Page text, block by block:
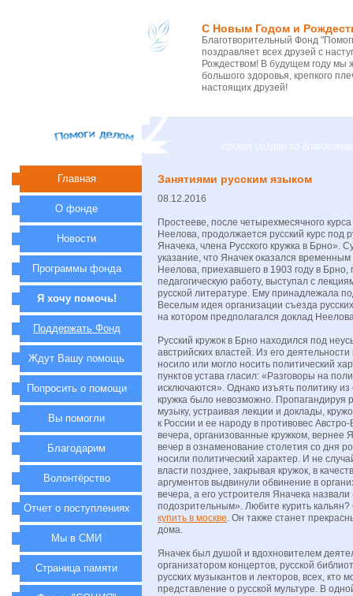
С Новым Годом и
Благотворительный Фонд
поздравляет всех друзей с
Рождеством! В будущем году
большого здоровья, крепкого
настоящих друзей!
проект создан по
Занятиями русским языком
08.12.2016
Простееве, после четырехмесячного
Неелова, продолжается русский курс под
Яначека, члена Русского кружка в Брно».
указание, что Яначек оказался
Неелова, приехавшего в 1903 году в Брно,
педагогическую работу, выступал с
русской литературе. Ему принадлежала
Веселым идея организации съезда
на котором предполагался доклад
Русский кружок в Брно находился под
австрийских властей. Из его
носило или могло носить политический
пунктов устава гласил: «Разговоры на
исключаются». Однако изъять политику
кружка было невозможно. Пропагандируя
музыку, устраивая лекции и доклады,
к России и ее народу в противовес
вечера, организованные кружком, вернее
вечер в ознаменование столетия со дня
носили политический характер. И не
власти позднее, закрывая кружок, в
аргументов выдвинули обвинение в
вечера, а его устроителя Яначека назвали
подозрительным». Любите курить
купить в москве. Он также станет
дома.
Яначек был душой и вдохновителем
организатором концертов, русской
русских музыкантов и лекторов, всех, кто
представление о русской мультуре. В
Главная
О фонде
Новости
Программы фонда
Я хочу помочь!
Поддержать Фонд
Ждут Вашу помощь
Попросить о помощи
Вы помогли
Благодарим
Волонтёрство
Отчет о поступлениях
Мы в СМИ
Страница памяти